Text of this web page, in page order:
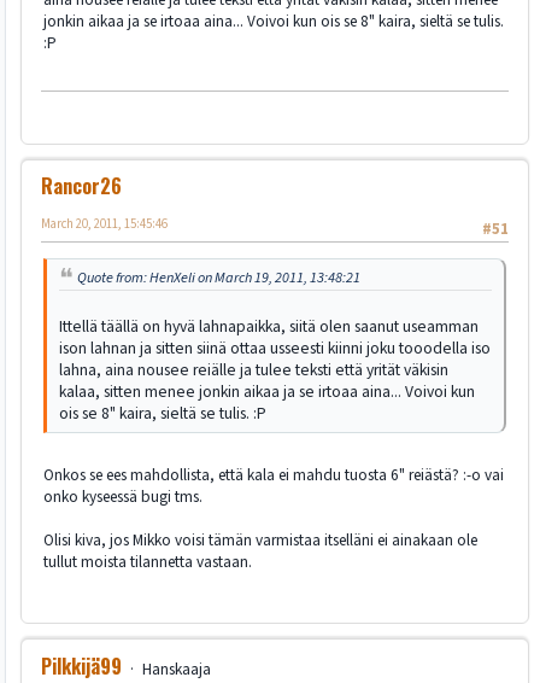
jonkin aikaa ja se irtoaa aina... Voivoi kun ois se 8" kaira, sieltä se tulis.
:P
Rancor26
#51
March 20, 2011, 15:45:46
Quote from: HenXeli on March 19, 2011, 13:48:21
Ittellä täällä on hyvä lahnapaikka, siitä olen saanut useamman
ison lahnan ja sitten siinä ottaa usseesti kiinni joku tooodella iso
lahna, aina nousee reiälle ja tulee teksti että yrität väkisin
kalaa, sitten menee jonkin aikaa ja se irtoaa aina... Voivoi kun
ois se 8" kaira, sieltä se tulis. :P
Onkos se ees mahdollista, että kala ei mahdu tuosta 6" reiästä? :-o vai
onko kyseessä bugi tms.
Olisi kiva, jos Mikko voisi tämän varmistaa itselläni ei ainakaan ole
tullut moista tilannetta vastaan.
Pilkkijä99
Hanskaaja